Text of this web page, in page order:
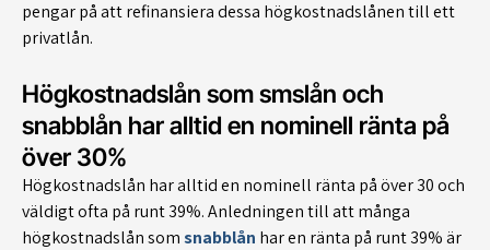
pengar på att refinansiera dessa högkostnadslånen till ett
privatlån.
Högkostnadslån som smslån och
snabblån har alltid en nominell ränta på
över 30%
Högkostnadslån har alltid en nominell ränta på över 30 och
väldigt ofta på runt 39%. Anledningen till att många
högkostnadslån somsnabblån har en ränta på runt 39% är